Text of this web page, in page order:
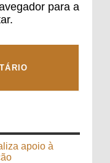
para a
apoio à